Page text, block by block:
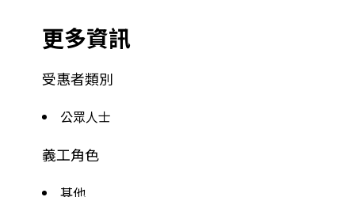
更多資訊
受惠者類別
公眾人士
義工角色
其他